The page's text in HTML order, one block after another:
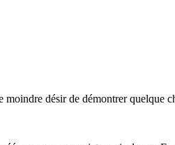
désir de démontrer quelque